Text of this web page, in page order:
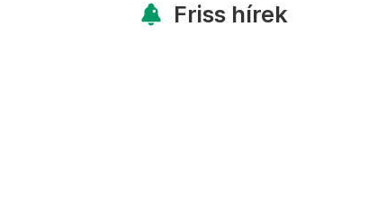
Friss hírek